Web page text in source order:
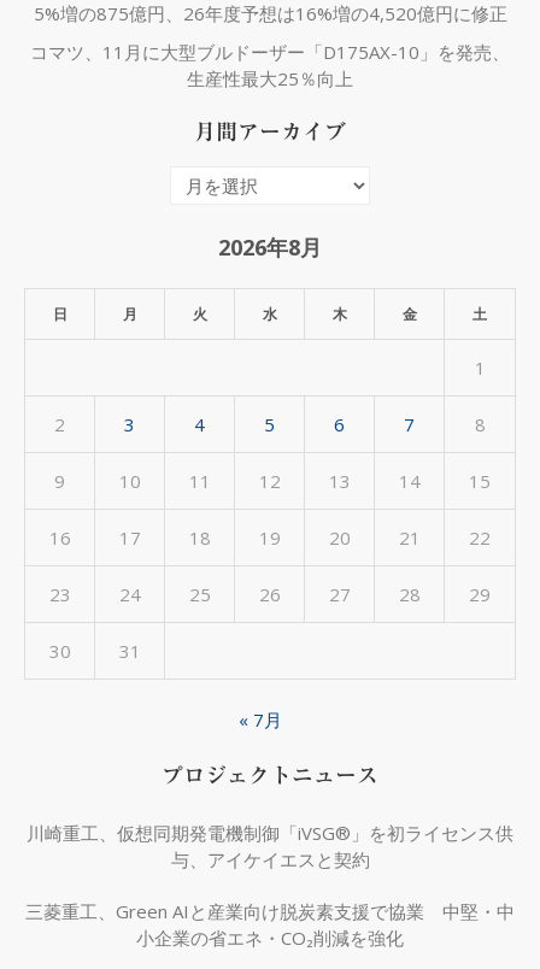
5%増の875億円、26年度予想は16%増の4,520億円に修正
コマツ、11月に大型ブルドーザー「D175AX-10」を発売、
生産性最大25％向上
月間アーカイブ
イ
2026年8月
日 月 火 水 木 金 土
1
2 3 4 5 6 7 8
9 10 11 12 13 14 15
16 17 18 19 20 21 22
23 24 25 26 27 28 29
30 31
« 7月
プロジェクトニュース
川崎重工、仮想同期発電機制御「iVSG®」を初ライセンス供
与、アイケイエスと契約
三菱重工、Green AIと産業向け脱炭素支援で協業 中堅・中
小企業の省エネ・CO₂削減を強化